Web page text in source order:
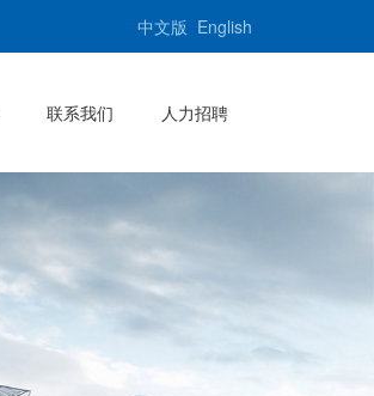
中文版 English
联系我们 人力招聘